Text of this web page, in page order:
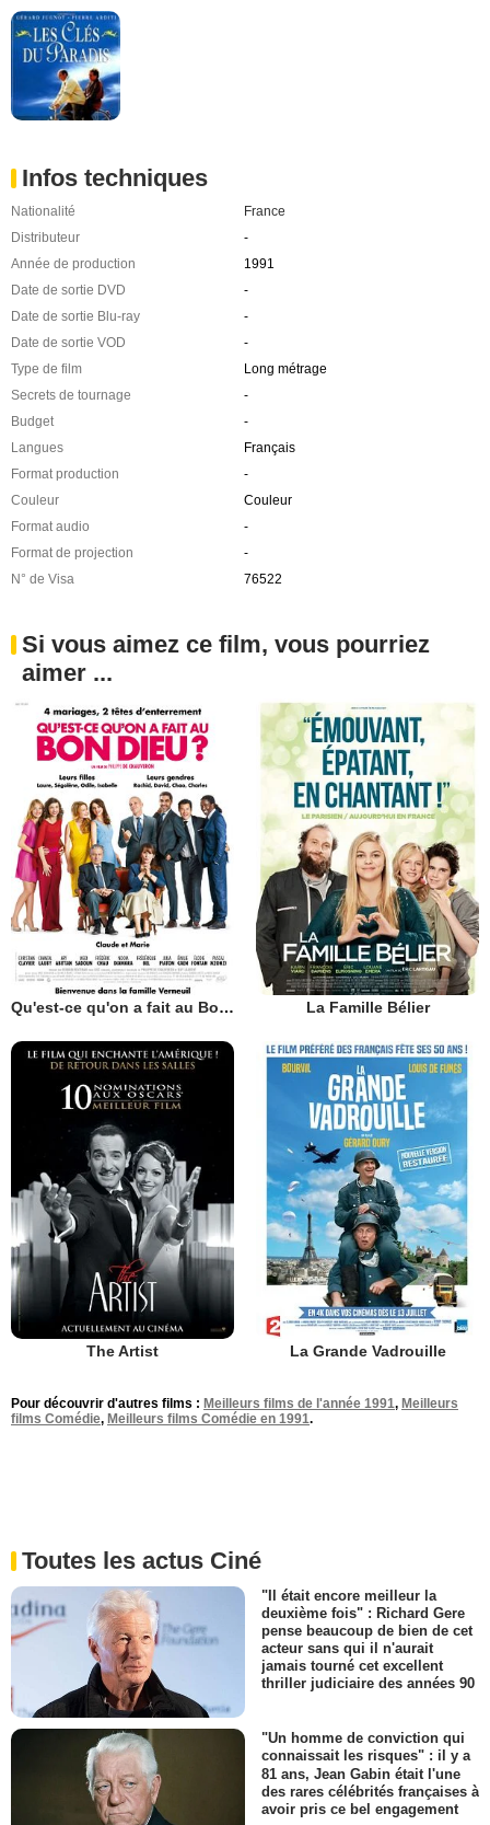
Infos techniques
Nationalité
France
Distributeur
-
Année de production
1991
Date de sortie DVD
-
Date de sortie Blu-ray
-
Date de sortie VOD
-
Type de film
Long métrage
Secrets de tournage
-
Budget
-
Langues
Français
Format production
-
Couleur
Couleur
Format audio
-
Format de projection
-
N° de Visa
76522
Si vous aimez ce film, vous pourriez
aimer ...
Qu'est-ce qu'on a fait au Bon Dieu? La Famille Bélier
The Artist La Grande Vadrouille
Pour découvrir d'autres films : Meilleurs films de l'année 1991, Meilleurs
films Comédie, Meilleurs films Comédie en 1991.
Toutes les actus Ciné
"Il était encore meilleur la
deuxième fois" : Richard Gere
pense beaucoup de bien de cet
acteur sans qui il n'aurait
jamais tourné cet excellent
thriller judiciaire des années 90
"Un homme de conviction qui
connaissait les risques" : il y a
81 ans, Jean Gabin était l'une
des rares célébrités françaises à
avoir pris ce bel engagement